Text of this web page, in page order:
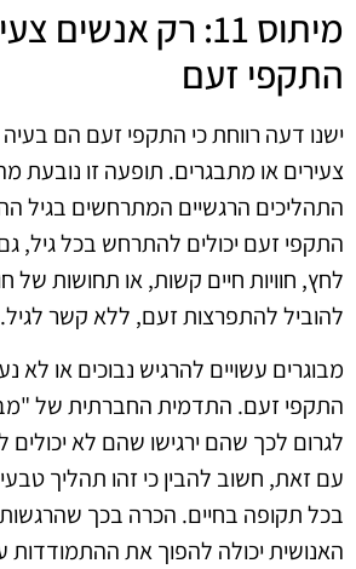
מיתוס 11: רק אנשים
התקפי זעם
ישנו דעה רווחת כי התקפי זעם הם
צעירים או מתבגרים. תופעה זו נובעת
התהליכים הרגשיים המתרחשים בגיל
התקפי זעם יכולים להתרחש בכל גיל,
לחץ, חוויות חיים קשות, או תחושות של
להוביל להתפרצות זעם, ללא קשר לגיל.
מבוגרים עשויים להרגיש נבוכים או לא
התקפי זעם. התדמית החברתית של
לגרום לכך שהם ירגישו שהם לא
עם זאת, חשוב להבין כי זהו תהליך
בכל תקופה בחיים. הכרה בכך שהרגשות
האנושית יכולה להפוך את